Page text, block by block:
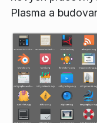
Plasma a